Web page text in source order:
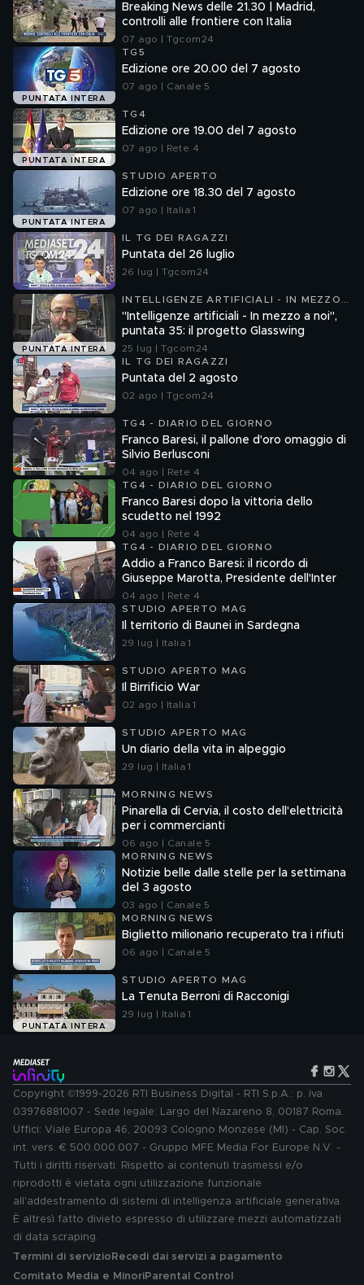
Breaking News delle 21.30 | Madrid,
controlli alle frontiere con Italia
07 ago | Tgcom24
PUNTATA INTERA
TG5
Edizione ore 20.00 del 7 agosto
07 ago | Canale 5
PUNTATA INTERA
TG4
Edizione ore 19.00 del 7 agosto
07 ago | Rete 4
PUNTATA INTERA
STUDIO APERTO
Edizione ore 18.30 del 7 agosto
07 ago | Italia 1
IL TG DEI RAGAZZI
Puntata del 26 luglio
26 lug | Tgcom24
PUNTATA INTERA
INTELLIGENZE ARTIFICIALI - IN MEZZO
A NOI
"Intelligenze artificiali - In mezzo a noi",
puntata 35: il progetto Glasswing
25 lug | Tgcom24
IL TG DEI RAGAZZI
Puntata del 2 agosto
02 ago | Tgcom24
TG4 - DIARIO DEL GIORNO
Franco Baresi, il pallone d'oro omaggio di
Silvio Berlusconi
04 ago | Rete 4
TG4 - DIARIO DEL GIORNO
Franco Baresi dopo la vittoria dello
scudetto nel 1992
04 ago | Rete 4
TG4 - DIARIO DEL GIORNO
Addio a Franco Baresi: il ricordo di
Giuseppe Marotta, Presidente dell'Inter
04 ago | Rete 4
STUDIO APERTO MAG
Il territorio di Baunei in Sardegna
29 lug | Italia 1
STUDIO APERTO MAG
Il Birrificio War
02 ago | Italia 1
STUDIO APERTO MAG
Un diario della vita in alpeggio
29 lug | Italia 1
MORNING NEWS
Pinarella di Cervia, il costo dell'elettricità
per i commercianti
06 ago | Canale 5
MORNING NEWS
Notizie belle dalle stelle per la settimana
del 3 agosto
03 ago | Canale 5
MORNING NEWS
Biglietto milionario recuperato tra i rifiuti
06 ago | Canale 5
PUNTATA INTERA
STUDIO APERTO MAG
La Tenuta Berroni di Racconigi
29 lug | Italia 1
Copyright ©1999-2026 RTI Business Digital - RTI S.p.A.: p. iva
03976881007 - Sede legale: Largo del Nazareno 8, 00187 Roma.
Uffici: Viale Europa 46, 20093 Cologno Monzese (MI) - Cap. Soc.
int. vers. € 500.000.007 - Gruppo MFE Media For Europe N.V. -
Tutti i diritti riservati. Rispetto ai contenuti trasmessi e/o
riprodotti è vietata ogni utilizzazione funzionale
all'addestramento di sistemi di intelligenza artificiale generativa.
È altresì fatto divieto espresso di utilizzare mezzi automatizzati
di data scraping.
Termini di servizio Recedi dai servizi a pagamento
Comitato Media e MinoriParental Control